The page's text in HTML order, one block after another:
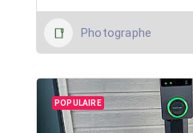
Photographe
POPULAIRE